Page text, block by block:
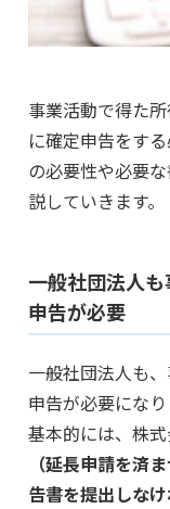
事業活動で得た
に確定申告をす
の必要性や必要
説していきます。
一般社団法人
申告が必要
一般社団法人も
申告が必要になり
基本的には、株式
（延長申請を済
告書を提出しなけ